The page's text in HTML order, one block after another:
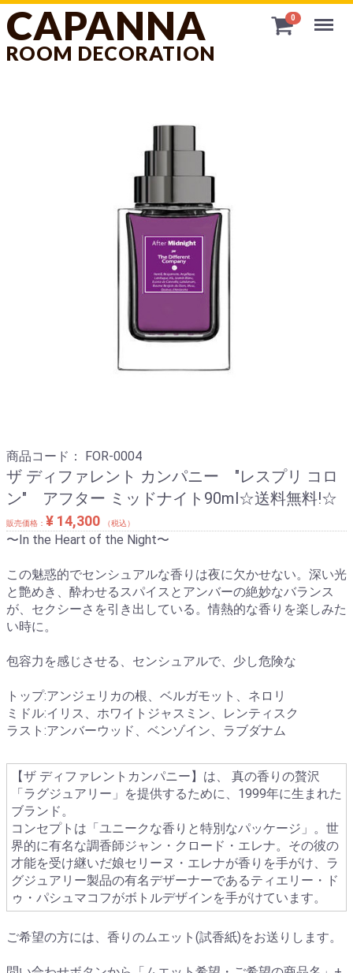
CAPANNA
ROOM DECORATION
0 Menu
商品コード： FOR-0004
ザ ディファレント カンパニー "レスプリ コロ
ン" アフター ミッドナイト90ml☆送料無料!☆
販売価格： ¥ 14,300 （税込）
〜In the Heart of the Night〜
この魅惑的でセンシュアルな香りは夜に欠かせない。深い光
と艶めき、酔わせるスパイスとアンバーの絶妙なバランス
が、セクシーさを引き出している。情熱的な香りを楽しみた
い時に。
包容力を感じさせる、センシュアルで、少し危険な
トップ:アンジェリカの根、ベルガモット、ネロリ
ミドル:イリス、ホワイトジャスミン、レンティスク
ラスト:アンバーウッド、ベンゾイン、ラブダナム
【ザ ディファレントカンパニー】は、 真の香りの贅沢
「ラグジュアリー」を提供するために、1999年に生まれた
ブランド。
コンセプトは「ユニークな香りと特別なパッケージ」。世
界的に有名な調香師ジャン・クロード・エレナ。その彼の
才能を受け継いだ娘セリーヌ・エレナが香りを手がけ、ラ
グジュアリー製品の有名デザーナーであるティエリー・ド
ゥ・パシュマコフがボトルデザインを手がけています。
ご希望の方には、香りのムエット(試香紙)をお送りします。